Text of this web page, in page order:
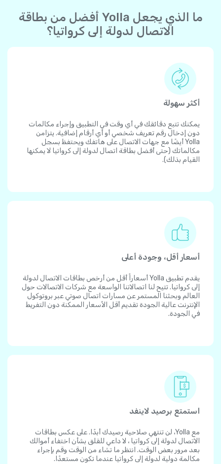
ما الذي يجعل Yolla أفضل من بطاقة
الاتصال لدولة إلى كرواتيا؟
أكثر سهولة
يمكنك تتبع دقائقك في أي وقت في التطبيق وإجراء مكالمات
دون إدخال رقم تعريف شخصي أو أي أرقام إضافية. يتزامن
Yolla أيضًا مع جهات الاتصال على هاتفك ويحتفظ بسجل
مكالماتك (حتى أفضل بطاقة اتصال لدولة إلى كرواتيا لا يمكنها
القيام بذلك).
أسعار أقل، وجودة أعلى
يقدم تطبيق Yolla أسعاراً أقل من أرخص بطاقات الاتصال لدولة
إلى كرواتيا. تتيح لنا اتصالاتنا الواسعة مع شركات الاتصالات حول
العالم وبحثنا المستمر عن مسارات اتصال صوتي عبر بروتوكول
الإنترنت عالية الجودة تقديم أقل الأسعار الممكنة دون التفريط
في الجودة.
استمتع برصيد لاينفد
مع Yolla، لن تنتهي صلاحية رصيدك أبدًا. على عكس بطاقات
الاتصال لدولة إلى كرواتيا ، لا داعي للقلق بشأن اختفاء أموالك
بعد مرور بعض الوقت. انتظر ما تشاء من الوقت وقم بإجراء
مكالمة دولية لدولة إلى كرواتيا عندما تكون مستعدًا.